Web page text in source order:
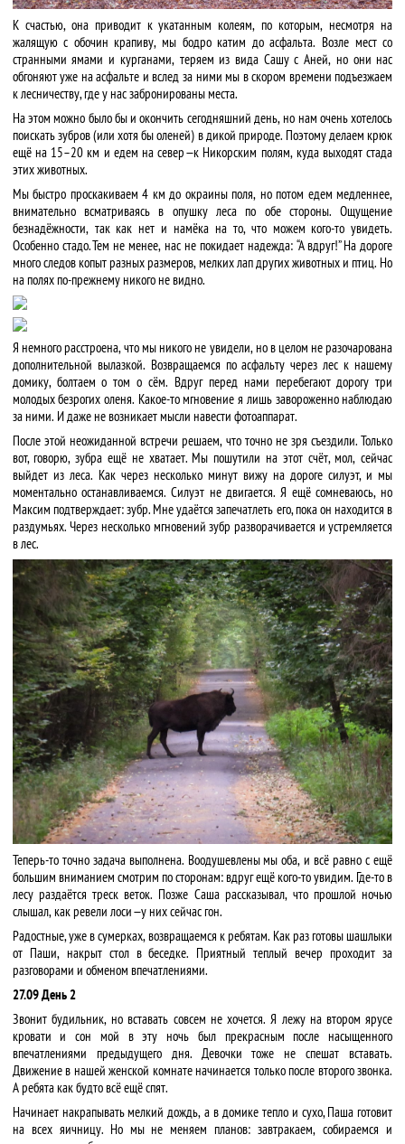
К счастью, она приводит к укатанным колеям, по которым, несмотря на
жалящую с обочин крапиву, мы бодро катим до асфальта. Возле мест со
странными ямами и курганами, теряем из вида Сашу с Аней, но они нас
обгоняют уже на асфальте и вслед за ними мы в скором времени подъезжаем
к лесничеству, где у нас забронированы места.
На этом можно было бы и окончить сегодняшний день, но нам очень хотелось
поискать зубров (или хотя бы оленей) в дикой природе. Поэтому делаем крюк
ещё на 15–20 км и едем на север — к Никорским полям, куда выходят стада
этих животных.
Мы быстро проскакиваем 4 км до окраины поля, но потом едем медленнее,
внимательно всматриваясь в опушку леса по обе стороны. Ощущение
безнадёжности, так как нет и намёка на то, что можем кого-то увидеть.
Особенно стадо. Тем не менее, нас не покидает надежда: “А вдруг!” На дороге
много следов копыт разных размеров, мелких лап других животных и птиц. Но
на полях по-прежнему никого не видно.
Я немного расстроена, что мы никого не увидели, но в целом не разочарована
дополнительной вылазкой. Возвращаемся по асфальту через лес к нашему
домику, болтаем о том о сём. Вдруг перед нами перебегают дорогу три
молодых безрогих оленя. Какое-то мгновение я лишь завороженно наблюдаю
за ними. И даже не возникает мысли навести фотоаппарат.
После этой неожиданной встречи решаем, что точно не зря съездили. Только
вот, говорю, зубра ещё не хватает. Мы пошутили на этот счёт, мол, сейчас
выйдет из леса. Как через несколько минут вижу на дороге силуэт, и мы
моментально останавливаемся. Силуэт не двигается. Я ещё сомневаюсь, но
Максим подтверждает: зубр. Мне удаётся запечатлеть его, пока он находится в
раздумьях. Через несколько мгновений зубр разворачивается и устремляется
в лес.
Теперь-то точно задача выполнена. Воодушевлены мы оба, и всё равно с ещё
большим вниманием смотрим по сторонам: вдруг ещё кого-то увидим. Где-то в
лесу раздаётся треск веток. Позже Саша рассказывал, что прошлой ночью
слышал, как ревели лоси — у них сейчас гон.
Радостные, уже в сумерках, возвращаемся к ребятам. Как раз готовы шашлыки
от Паши, накрыт стол в беседке. Приятный теплый вечер проходит за
разговорами и обменом впечатлениями.
27.09 День 2
Звонит будильник, но вставать совсем не хочется. Я лежу на втором ярусе
кровати и сон мой в эту ночь был прекрасным после насыщенного
впечатлениями предыдущего дня. Девочки тоже не спешат вставать.
Движение в нашей женской комнате начинается только после второго звонка.
А ребята как будто всё ещё спят.
Начинает накрапывать мелкий дождь, а в домике тепло и сухо, Паша готовит
на всех яичницу. Но мы не меняем планов: завтракаем, собираемся и